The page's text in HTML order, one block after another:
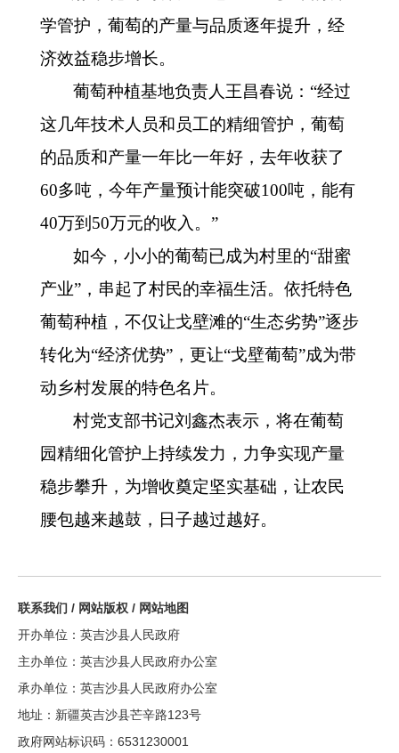
学管护，葡萄的产量与品质逐年提升，经
济效益稳步增长。
葡萄种植基地负责人王昌春说： “经过
这几年技术人员和员工的精细管护，葡萄
的品质和产量一年比一年好，去年收获了
60多吨，今年产量预计能突破100吨，能有
40万到50万元的收入。”
如今，小小的葡萄已成为村里的“甜蜜
产业”，串起了村民的幸福生活。依托特色
葡萄种植，不仅让戈壁滩的“生态劣势”逐步
转化为“经济优势”，更让“戈壁葡萄”成为带
动乡村发展的特色名片。
村党支部书记刘鑫杰表示，将在葡萄
园精细化管护上持续发力，力争实现产量
稳步攀升，为增收奠定坚实基础，让农民
腰包越来越鼓，日子越过越好。
联系我们 / 网站版权 / 网站地图
开办单位：英吉沙县人民政府
主办单位：英吉沙县人民政府办公室
承办单位：英吉沙县人民政府办公室
地址：新疆英吉沙县芒辛路123号
政府网站标识码：6531230001